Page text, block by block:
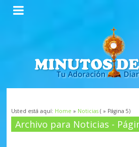
Usted está aquí: Home » Noticias( » Página 5)
Archivo para Noticias -